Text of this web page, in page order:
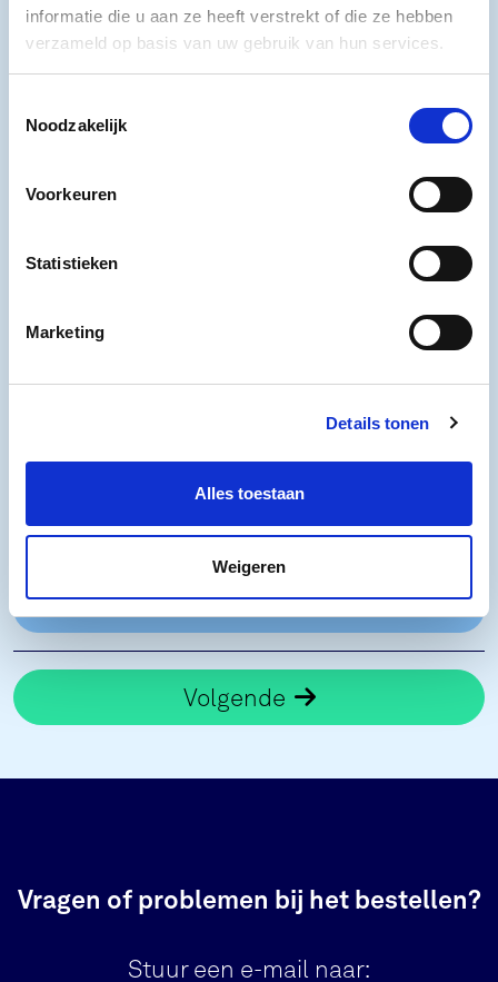
informatie die u aan ze heeft verstrekt of die ze hebben
verzameld op basis van uw gebruik van hun services.
Noodzakelijk
Voorkeuren
Statistieken
Marketing
Details tonen
Alles toestaan
Weigeren
Ansicht-kortingskaart
Alleen geldig op vertoon van uw Ansicht-
kortingskaart bij de kassa. Maximaal 2 personen.
Watersnoodmuseum te koop.
Gratis
Vriendenloterij VIP-KAART
Gratis
Volgende
Vragen of problemen bij het bestellen?
Stuur een e-mail naar: